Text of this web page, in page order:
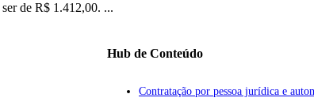
de R$ 1.412,00. ...
Hub de Conteúdo
Contratação por pessoa jurídica e